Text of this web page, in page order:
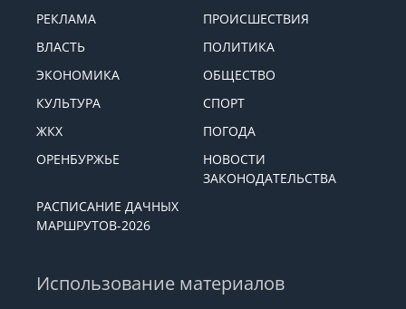
РЕКЛАМА
ПРОИСШЕСТВИЯ
ВЛАСТЬ
ПОЛИТИКА
ЭКОНОМИКА
ОБЩЕСТВО
КУЛЬТУРА
СПОРТ
ЖКХ
ПОГОДА
ОРЕНБУРЖЬЕ
НОВОСТИ
ЗАКОНОДАТЕЛЬСТВА
РАСПИСАНИЕ ДАЧНЫХ
МАРШРУТОВ-2026
Использование материалов